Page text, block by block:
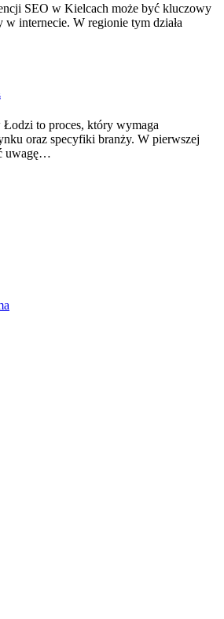
SEO w Kielcach może być kluczowy
internecie. W regionie tym działa
to proces, który wymaga
oraz specyfiki branży. W pierwszej
uwagę…